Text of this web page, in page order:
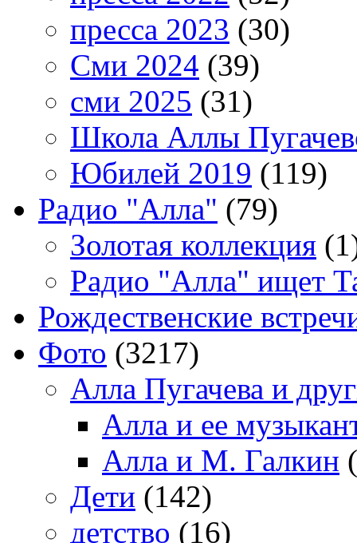
пресса 2023 (30)
Сми 2024 (39)
сми 2025 (31)
Школа Аллы
Юбилей 2019 (119)
Радио "Алла" (79)
Золотая коллекция
Радио "Алла" ищет
Рождественские
Фото (3217)
Алла Пугачева и
Алла и ее
Алла и М. Галкин
Дети (142)
детство (16)